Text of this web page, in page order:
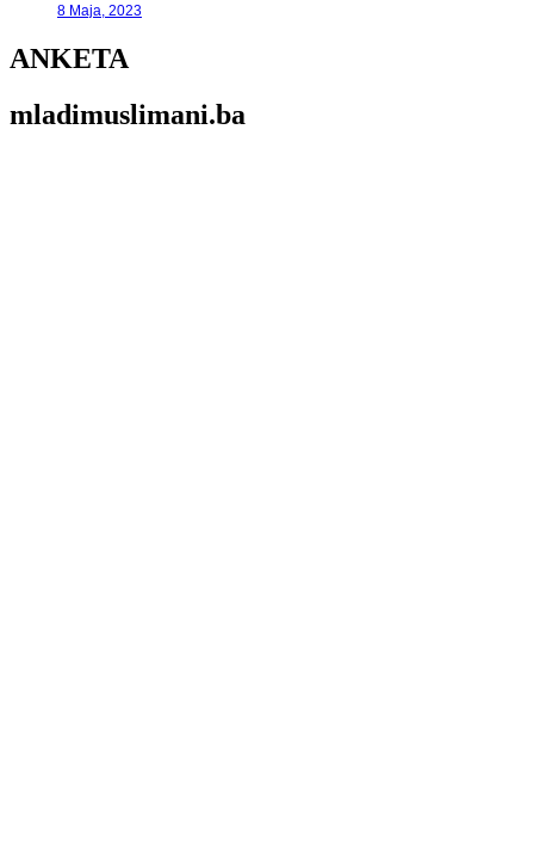
8 Maja, 2023
ANKETA
mladimuslimani.ba